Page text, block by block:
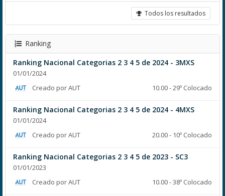
Todos los resultados
Ranking
Ranking Nacional Categorias 2 3 4 5 de 2024 - 3MXS
01/01/2024
Creado por AUT
10.00 - 29º Colocado
Ranking Nacional Categorias 2 3 4 5 de 2024 - 4MXS
01/01/2024
Creado por AUT
20.00 - 10º Colocado
Ranking Nacional Categorias 2 3 4 5 de 2023 - SC3
01/01/2023
Creado por AUT
10.00 - 38º Colocado